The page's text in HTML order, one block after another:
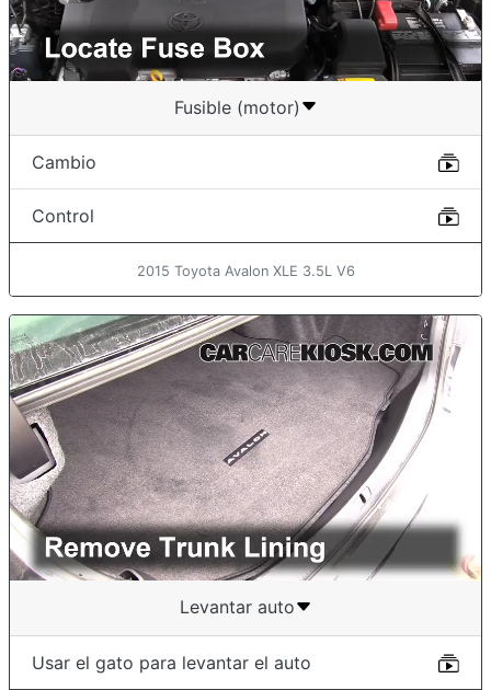
Fusible (motor)
Cambio
Control
2015 Toyota Avalon XLE 3.5L V6
Levantar auto
Usar el gato para levantar el auto